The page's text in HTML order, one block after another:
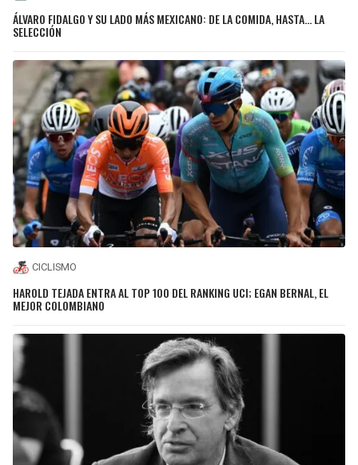
ÁLVARO FIDALGO Y SU LADO MÁS MEXICANO: DE LA COMIDA, HASTA… LA
SELECCIÓN
CICLISMO
HAROLD TEJADA ENTRA AL TOP 100 DEL RANKING UCI; EGAN BERNAL, EL
MEJOR COLOMBIANO